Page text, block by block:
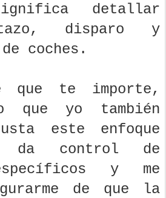
detallar
disparo y
coches.
que te importe,
yo también
este enfoque
da control de
y me
de que la